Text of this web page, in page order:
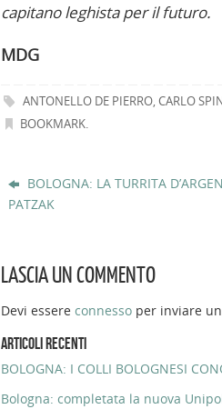
capitano leghista per il futuro.
MDG
ANTONELLO DE PIERRO,CARLO
BOOKMARK.
BOLOGNA: LA TURRITA
PATZAK
LASCIA UN COMMENTO
Devi essere connesso per inviare
ARTICOLI RECENTI
BOLOGNA: I COLLI BOLOGNESI
Bologna: completata la nuova